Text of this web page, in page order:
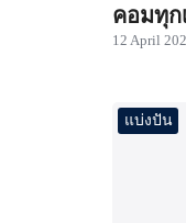
คอมทุก
12 April
แบ่งปัน